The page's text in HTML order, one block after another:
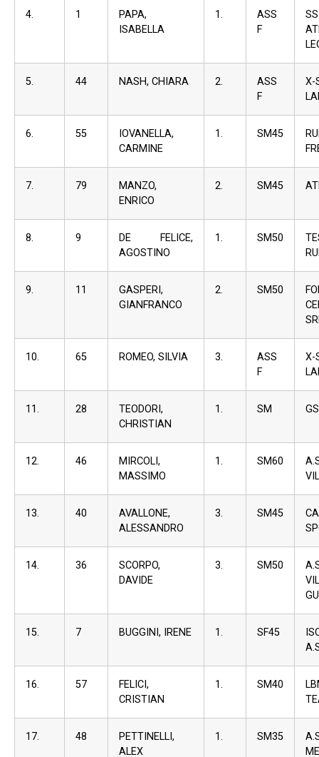
4. 1
PAPA,
ISABELLA
1.
ASS
F
5. 44 NASH, CHIARA 2.
ASS
F
X-
6. 55
IOVANELLA,
CARMINE
1. SM45
7. 79
MANZO,
ENRICO
2. SM45
8. 9
DE FELICE,
AGOSTINO
1. SM50
9. 11
GASPERI,
GIANFRANCO
2. SM50
10. 65 ROMEO, SILVIA 3.
ASS
F
X-
11. 28
TEODORI,
CHRISTIAN
1. SM
12. 46
MIRCOLI,
MASSIMO
1. SM60
13. 40
AVALLONE,
ALESSANDRO
3. SM45
14. 36
SCORPO,
DAVIDE
3. SM50
15. 7 BUGGINI, IRENE 1. SF45
16. 57
FELICI,
CRISTIAN
1. SM40
17. 48
PETTINELLI,
ALEX
1. SM35